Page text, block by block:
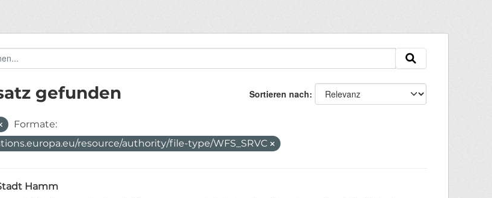
Sortieren nach
gefunden
Formate:
resource/authority/file-type/WFS_SRVC
Hamm